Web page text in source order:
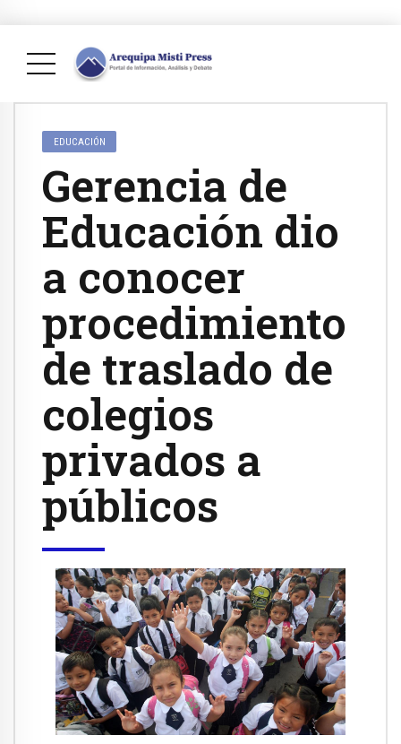
EDUCACIÓN
Gerencia de
Educación dio
a conocer
procedimiento
de traslado de
colegios
privados a
públicos